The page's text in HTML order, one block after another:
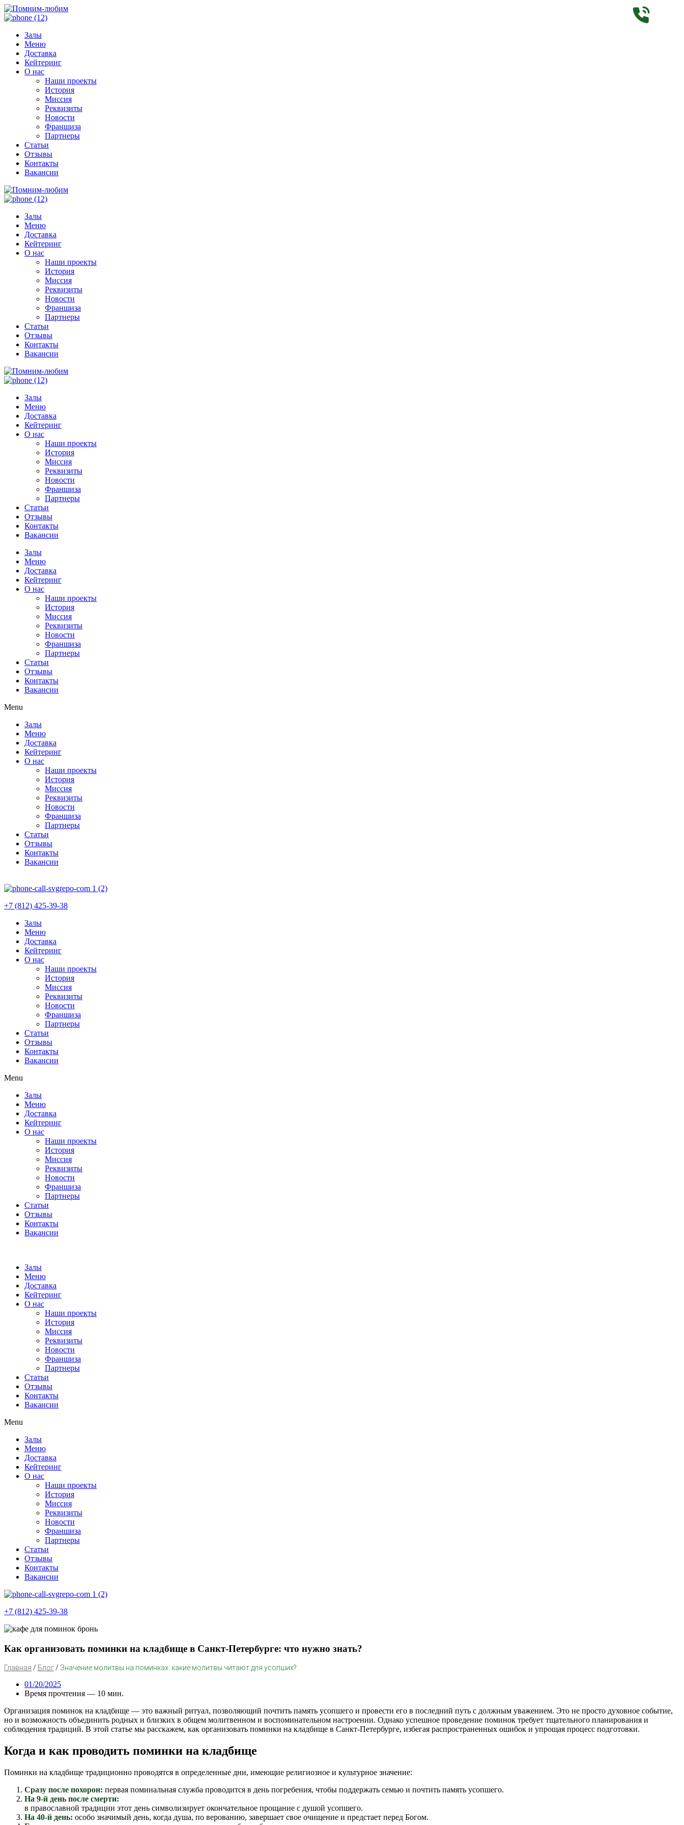
Залы
Меню
Доставка
Кейтеринг
О нас
Наши проекты
История
Миссия
Реквизиты
Новости
Франшиза
Партнеры
Статьи
Отзывы
Контакты
Вакансии
Залы
Меню
Доставка
Кейтеринг
О нас
Наши проекты
История
Миссия
Реквизиты
Новости
Франшиза
Партнеры
Статьи
Отзывы
Контакты
Вакансии
Залы
Меню
Доставка
Кейтеринг
О нас
Наши проекты
История
Миссия
Реквизиты
Новости
Франшиза
Партнеры
Статьи
Отзывы
Контакты
Вакансии
Залы
Меню
Доставка
Кейтеринг
О нас
Наши проекты
История
Миссия
Реквизиты
Новости
Франшиза
Партнеры
Статьи
Отзывы
Контакты
Вакансии
Menu
Залы
Меню
Доставка
Кейтеринг
О нас
Наши проекты
История
Миссия
Реквизиты
Новости
Франшиза
Партнеры
Статьи
Отзывы
Контакты
Вакансии
+7 (812) 425-39-38
Залы
Меню
Доставка
Кейтеринг
О нас
Наши проекты
История
Миссия
Реквизиты
Новости
Франшиза
Партнеры
Статьи
Отзывы
Контакты
Вакансии
Menu
Залы
Меню
Доставка
Кейтеринг
О нас
Наши проекты
История
Миссия
Реквизиты
Новости
Франшиза
Партнеры
Статьи
Отзывы
Контакты
Вакансии
Залы
Меню
Доставка
Кейтеринг
О нас
Наши проекты
История
Миссия
Реквизиты
Новости
Франшиза
Партнеры
Статьи
Отзывы
Контакты
Вакансии
Menu
Залы
Меню
Доставка
Кейтеринг
О нас
Наши проекты
История
Миссия
Реквизиты
Новости
Франшиза
Партнеры
Статьи
Отзывы
Контакты
Вакансии
+7 (812) 425-39-38
Как организовать поминки на кладбище в Санкт-Петербурге: что нужно знать?
Главная / Блог/ Значение молитвы на поминках: какие молитвы читают для усопших?
01/20/2025
Время прочтения — 10 мин.
Организация поминок на кладбище — это важный ритуал, позволяющий почтить память усопшего и провести его в последний путь с должным уважением. Это не просто духовное событие,
но и возможность объединить родных и близких в общем молитвенном и воспоминательном настроении. Однако успешное проведение поминок требует тщательного планирования и
соблюдения традиций. В этой статье мы расскажем, как организовать поминки на кладбище в Санкт-Петербурге, избегая распространенных ошибок и упрощая процесс подготовки.
Когда и как проводить поминки на кладбище
Поминки на кладбище традиционно проводятся в определенные дни, имеющие религиозное и культурное значение:
Сразу после похорон: первая поминальная служба проводится в день погребения, чтобы поддержать семью и почтить память усопшего.
На 9-й день после смерти:
в православной традиции этот день символизирует окончательное прощание с душой усопшего.
На 40-й день: особо значимый день, когда душа, по верованию, завершает свое очищение и предстает перед Богом.